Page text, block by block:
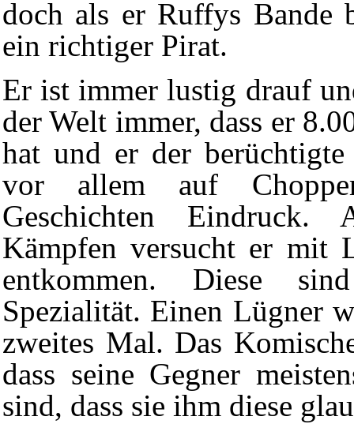
doch als er Ruffys Bande
ein richtiger Pirat.
Er ist immer lustig drauf
der Welt immer, dass er
hat und er der
vor allem auf
Geschichten Eindruck.
Kämpfen versucht er mit
entkommen. Diese
Spezialität. Einen Lügner
zweites Mal. Das
dass seine Gegner
sind, dass sie ihm diese